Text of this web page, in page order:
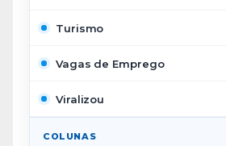
Turismo
Vagas de Emprego
Viralizou
COLUNAS